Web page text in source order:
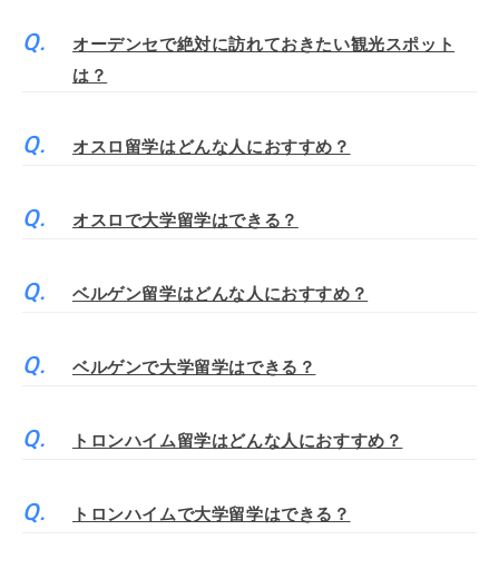
オーデンセで絶対に訪れておきたい観光スポット
は？
オスロ留学はどんな人におすすめ？
オスロで大学留学はできる？
ベルゲン留学はどんな人におすすめ？
ベルゲンで大学留学はできる？
トロンハイム留学はどんな人におすすめ？
トロンハイムで大学留学はできる？